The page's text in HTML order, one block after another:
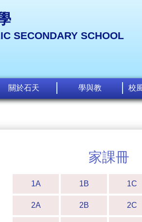
SECONDARY SCHOOL
關於石天 學與教 校
家課冊
1A 1B 1C
2A 2B 2C